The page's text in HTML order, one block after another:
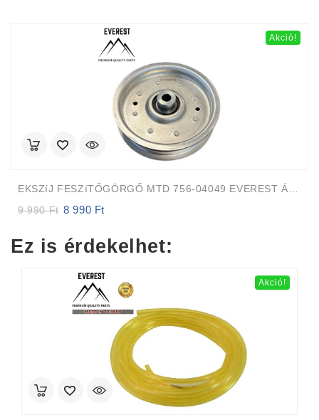
Akció!
EKSZíJ FESZíTŐGÖRGŐ MTD 756-04049 EVEREST Átmérő 114,4mm Magasság 29,4mm
9 990Ft Original
9
8 990 Ft
8
Ez is érdekelhet:
Akció!